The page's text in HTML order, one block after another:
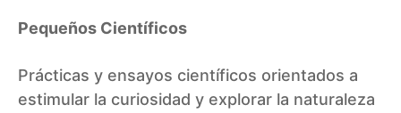
Pequeños Científicos
Prácticas y ensayos científicos orientados a
estimular la curiosidad y explorar la naturaleza